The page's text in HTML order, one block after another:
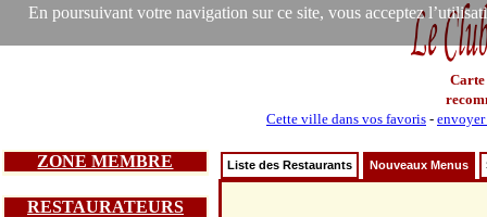
En poursuivant votre navigation sur ce site, vous acceptez
Carte
Cette ville dans vos favoris -
ZONE MEMBRE
RESTAURATEURS
Liste des Restaurants Nouveaux Menus